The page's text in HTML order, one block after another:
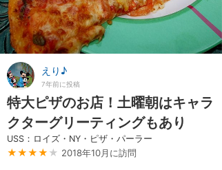
えり♪
7年前に投稿
特大ピザのお店！土曜朝はキャラ
クターグリーティングもあり
USS：ロイズ・NY・ピザ・パーラー
★★★★ ★ 2018年10月に訪問